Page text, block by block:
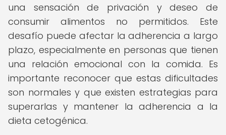
una sensación de privación y deseo de
consumir alimentos no permitidos. Este
desafío puede afectar la adherencia a largo
plazo, especialmente en personas que tienen
una relación emocional con la comida. Es
importante reconocer que estas dificultades
son normales y que existen estrategias para
superarlas y mantener la adherencia a la
dieta cetogénica.